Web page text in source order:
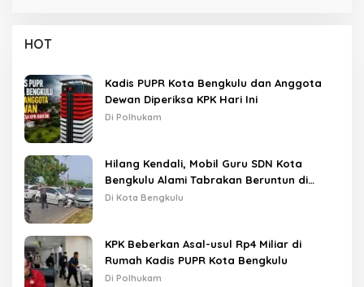
HOT
Kadis PUPR Kota Bengkulu dan Anggota
Dewan Diperiksa KPK Hari Ini
Di Polhukam
Hilang Kendali, Mobil Guru SDN Kota
Bengkulu Alami Tabrakan Beruntun di
Lampu Merah
Di Kota Bengkulu
KPK Beberkan Asal-usul Rp4 Miliar di
Rumah Kadis PUPR Kota Bengkulu
Di Polhukam